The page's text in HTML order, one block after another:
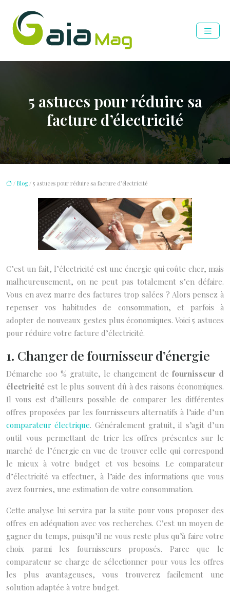
5 astuces pour réduire sa
facture d’électricité
/ Blog/ 5 astuces pour réduire sa facture d’électricité
C’est un fait, l’électricité est une énergie qui coûte cher, mais
malheureusement, on ne peut pas totalement s’en défaire.
Vous en avez marre des factures trop salées ? Alors pensez à
repenser vos habitudes de consommation, et parfois à
adopter de nouveaux gestes plus économiques. Voici 5 astuces
pour réduire votre facture d’électricité.
1. Changer de fournisseur d’énergie
Démarche 100 % gratuite, le changement de fournisseur d
électricité est le plus souvent dû à des raisons économiques.
Il vous est d’ailleurs possible de comparer les différentes
offres proposées par les fournisseurs alternatifs à l’aide d’un
comparateur électrique. Généralement gratuit, il s’agit d’un
outil vous permettant de trier les offres présentes sur le
marché de l’énergie en vue de trouver celle qui correspond
le mieux à votre budget et vos besoins. Le comparateur
d’électricité va effectuer, à l’aide des informations que vous
avez fournies, une estimation de votre consommation.
Cette analyse lui servira par la suite pour vous proposer des
offres en adéquation avec vos recherches. C’est un moyen de
gagner du temps, puisqu’il ne vous reste plus qu’à faire votre
choix parmi les fournisseurs proposés. Parce que le
comparateur se charge de sélectionner pour vous les offres
les plus avantageuses, vous trouverez facilement une
solution adaptée à votre budget.